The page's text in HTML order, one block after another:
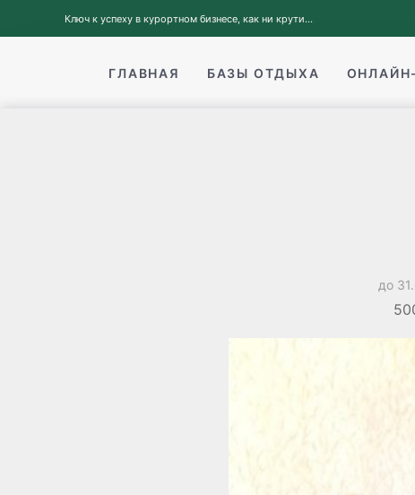
Ключ к успеху в курортном бизнесе, как ни крути...
ГЛАВНАЯ БАЗЫ ОТДЫХА
до